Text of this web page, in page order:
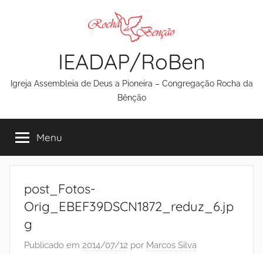
IEADAP/RoBen
Igreja Assembleia de Deus a Pioneira – Congregação Rocha da
Bênção
Menu
post_Fotos-
Orig_EBEF39DSCN1872_reduz_6.jp
g
Publicado em 2014/07/12 por Marcos Silva